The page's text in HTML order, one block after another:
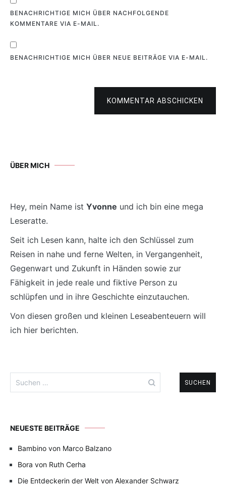
BENACHRICHTIGE MICH ÜBER NACHFOLGENDE
KOMMENTARE VIA E-MAIL.
BENACHRICHTIGE MICH ÜBER NEUE BEITRÄGE VIA E-MAIL.
KOMMENTAR ABSCHICKEN
ÜBER MICH
Hey, mein Name ist Yvonne und ich bin eine mega
Leseratte.
Seit ich Lesen kann, halte ich den Schlüssel zum
Reisen in nahe und ferne Welten, in Vergangenheit,
Gegenwart und Zukunft in Händen sowie zur
Fähigkeit in jede reale und fiktive Person zu
schlüpfen und in ihre Geschichte einzutauchen.
Von diesen großen und kleinen Leseabenteuern will
ich hier berichten.
nach:
NEUESTE BEITRÄGE
Bambino von Marco Balzano
Bora von Ruth Cerha
Die Entdeckerin der Welt von Alexander Schwarz